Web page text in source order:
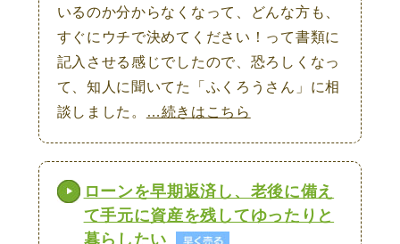
いるのか分からなくなって、どんな方も、
すぐにウチで決めてください！って書類に
記入させる感じでしたので、恐ろしくなっ
て、知人に聞いてた「ふくろうさん」に相
談しました。
…続きはこちら
ローンを早期返済し、老後に備え
て手元に資産を残してゆったりと
暮らしたい